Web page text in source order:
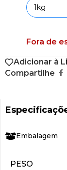
Fora de
Adicionar à
Compartilhe
Embalagem
PESO